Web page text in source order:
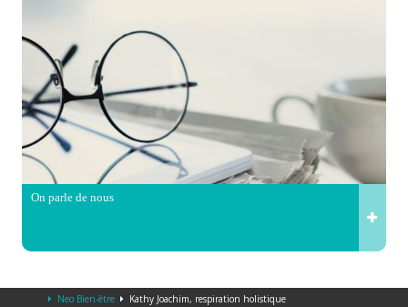
On parle de nous
Neo Bien-être Kathy Joachim, respiration holistique